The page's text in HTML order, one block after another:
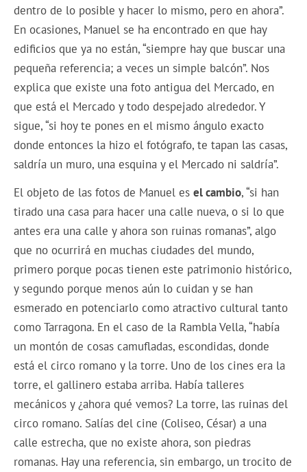
dentro de lo posible y hacer lo mismo, pero en ahora”.
En ocasiones, Manuel se ha encontrado en que hay
edificios que ya no están, “siempre hay que buscar una
pequeña referencia; a veces un simple balcón”. Nos
explica que existe una foto antigua del Mercado, en
que está el Mercado y todo despejado alrededor. Y
sigue, “si hoy te pones en el mismo ángulo exacto
donde entonces la hizo el fotógrafo, te tapan las casas,
saldría un muro, una esquina y el Mercado ni saldría”.
El objeto de las fotos de Manuel esel cambio, “si han
tirado una casa para hacer una calle nueva, o si lo que
antes era una calle y ahora son ruinas romanas”, algo
que no ocurrirá en muchas ciudades del mundo,
primero porque pocas tienen este patrimonio histórico,
y segundo porque menos aún lo cuidan y se han
esmerado en potenciarlo como atractivo cultural tanto
como Tarragona. En el caso de la Rambla Vella, “había
un montón de cosas camufladas, escondidas, donde
está el circo romano y la torre. Uno de los cines era la
torre, el gallinero estaba arriba. Había talleres
mecánicos y ¿ahora qué vemos? La torre, las ruinas del
circo romano. Salías del cine (Coliseo, César) a una
calle estrecha, que no existe ahora, son piedras
romanas. Hay una referencia, sin embargo, un trocito de